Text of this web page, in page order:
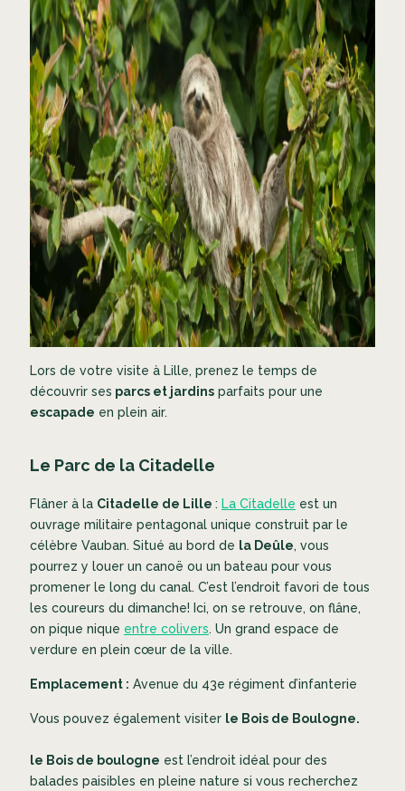
Lors de votre visite à Lille, prenez le temps de
découvrir ses parcs et jardinsparfaits pour une
escapade en plein air.
Le Parc de la Citadelle
Flâner à la Citadelle de Lille : La Citadelle est un
ouvrage militaire pentagonal unique construit par le
célèbre Vauban. Situé au bord de la Deûle, vous
pourrez y louer un canoë ou un bateau pour vous
promener le long du canal. C’est l’endroit favori de tous
les coureurs du dimanche! Ici, on se retrouve, on flâne,
on pique nique entre colivers. Un grand espace de
verdure en plein cœur de la ville.
Emplacement : Avenue du 43e régiment d’infanterie
Vous pouvez également visiter le Bois de Boulogne.
le Bois de boulogne est l’endroit idéal pour des
balades paisibles en pleine nature si vous recherchez